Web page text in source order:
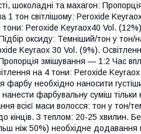
шоколадні та махагон:
тон світлішому: Peroxide
Peroxide Keyraox40 Vol.
оксиду: Темніший/тон у тон/
Keyraox 30 Vol. (9%).
змішування — 1:2 Час
на 4 тони: Peroxide
фарбу необхідно наносити
фарбувальну суміш тільки
всієї маси волосся: тон у тон/
кінців. З теплом: 20-25 хвилин.
ніж 50%) необхідне